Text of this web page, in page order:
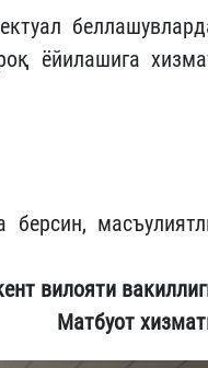
ёйилaшига
вилояти
Матбуот